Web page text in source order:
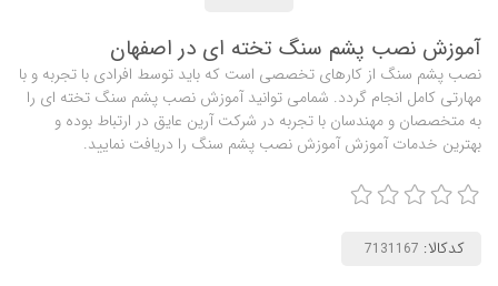
آموزش نصب پشم سنگ تخته ای در اصفهان
نصب پشم سنگ از کارهای تخصصی است که باید توسط افرادی با تجربه و با
مهارتی کامل انجام گردد. شمامی توانید آموزش نصب پشم سنگ تخته ای را
به متخصصان و مهندسان با تجربه در شرکت آرین عایق در ارتباط بوده و
بهترین خدمات آموزش آموزش نصب پشم سنگ را دریافت نمایید.
کدکالا: